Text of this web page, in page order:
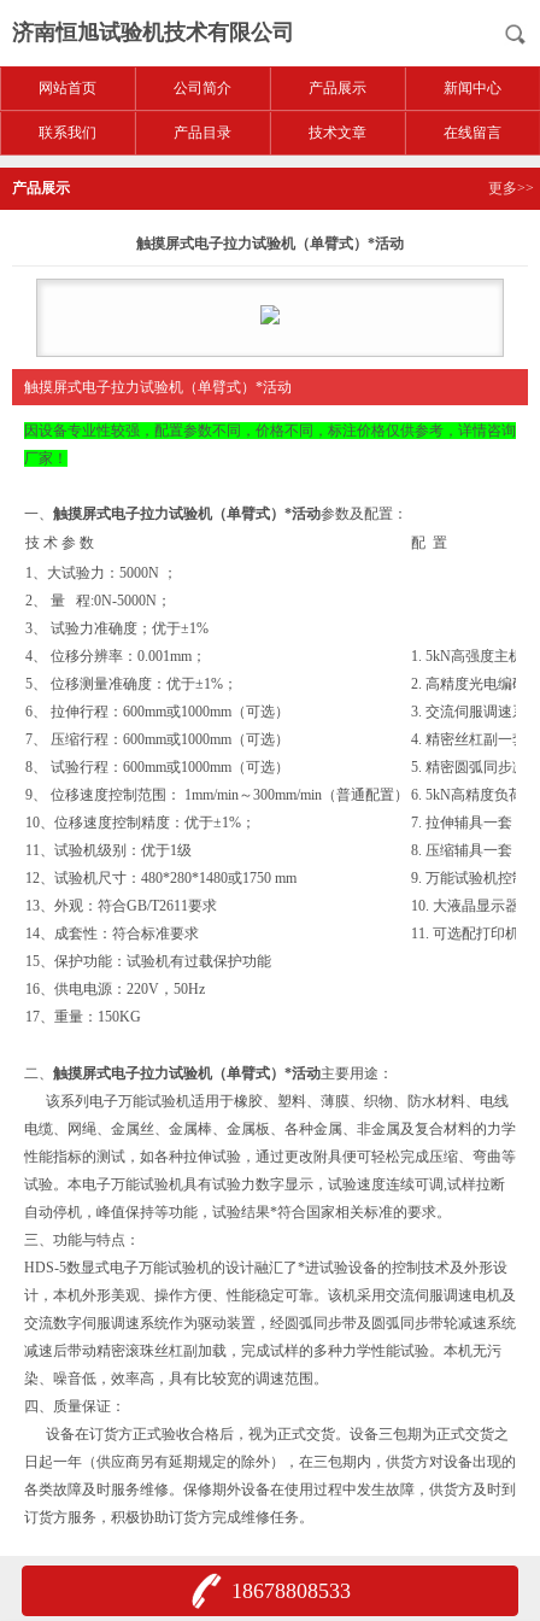
济南恒旭试验机技术有限公司
网站首页 公司简介 产品展示 新闻中心
联系我们 产品目录 技术文章 在线留言
产品展示 更多>>
触摸屏式电子拉力试验机（单臂式）*活动
触摸屏式电子拉力试验机（单臂式）*活动
因设备专业性较强，配置参数不同，价格不同，标注价格仅供参考，详情咨询
厂家！
一、 触摸屏式电子拉力试验机（单臂式）*活动参数及配置：
技 术 参 数
配 置
1、大试验力：5000N ；
2、 量 程:0N-5000N；
3、 试验力准确度；优于±1%
4、 位移分辨率：0.001mm；
5、 位移测量准确度：优于±1%；
6、 拉伸行程：600mm或1000mm（可选）
7、 压缩行程：600mm或1000mm（可选）
8、 试验行程：600mm或1000mm（可选）
9、 位移速度控制范围： 1mm/min～300mm/min（普通配置）
10、位移速度控制精度：优于±1%；
11、试验机级别：优于1级
12、试验机尺寸：480*280*1480或1750 mm
13、外观：符合GB/T2611要求
14、成套性：符合标准要求
15、保护功能：试验机有过载保护功能
16、供电电源：220V，50Hz
17、重量：150KG
1. 5kN高强度主机
2. 高精度光电编码
3. 交流伺服调速系
4. 精密丝杠副一套
5. 精密圆弧同步减
6. 5kN高精度负荷
7. 拉伸辅具一套
8. 压缩辅具一套
9. 万能试验机控制
10. 大液晶显示器
11. 可选配打印机
二、 触摸屏式电子拉力试验机（单臂式）*活动主要用途：
该系列电子万能试验机适用于橡胶、塑料、薄膜、织物、防水材料、电线
电缆、网绳、金属丝、金属棒、金属板、各种金属、非金属及复合材料的力学
性能指标的测试，如各种拉伸试验，通过更改附具便可轻松完成压缩、弯曲等
试验。本电子万能试验机具有试验力数字显示，试验速度连续可调,试样拉断
自动停机，峰值保持等功能，试验结果*符合国家相关标准的要求。
三、功能与特点：
HDS-5数显式电子万能试验机的设计融汇了*进试验设备的控制技术及外形设
计，本机外形美观、操作方便、性能稳定可靠。该机采用交流伺服调速电机及
交流数字伺服调速系统作为驱动装置，经圆弧同步带及圆弧同步带轮减速系统
减速后带动精密滚珠丝杠副加载，完成试样的多种力学性能试验。本机无污
染、噪音低，效率高，具有比较宽的调速范围。
四、质量保证：
设备在订货方正式验收合格后，视为正式交货。设备三包期为正式交货之
日起一年（供应商另有延期规定的除外），在三包期内，供货方对设备出现的
各类故障及时服务维修。保修期外设备在使用过程中发生故障，供货方及时到
订货方服务，积极协助订货方完成维修任务。
18678808533